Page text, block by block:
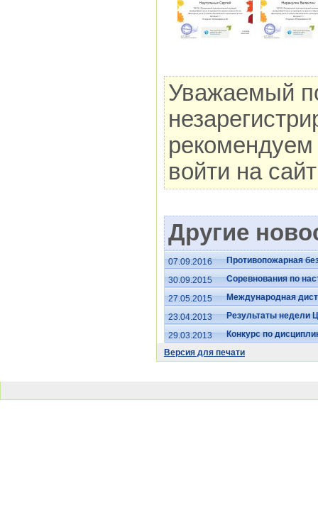
Уважаемый
рекомендуем
войти на
Другие
07.09.2016
Противопожарная
30.09.2015
Соревнования по
27.05.2015
Международная
23.04.2013
Результаты недели
29.03.2013
Конкурс по
Версия для печати